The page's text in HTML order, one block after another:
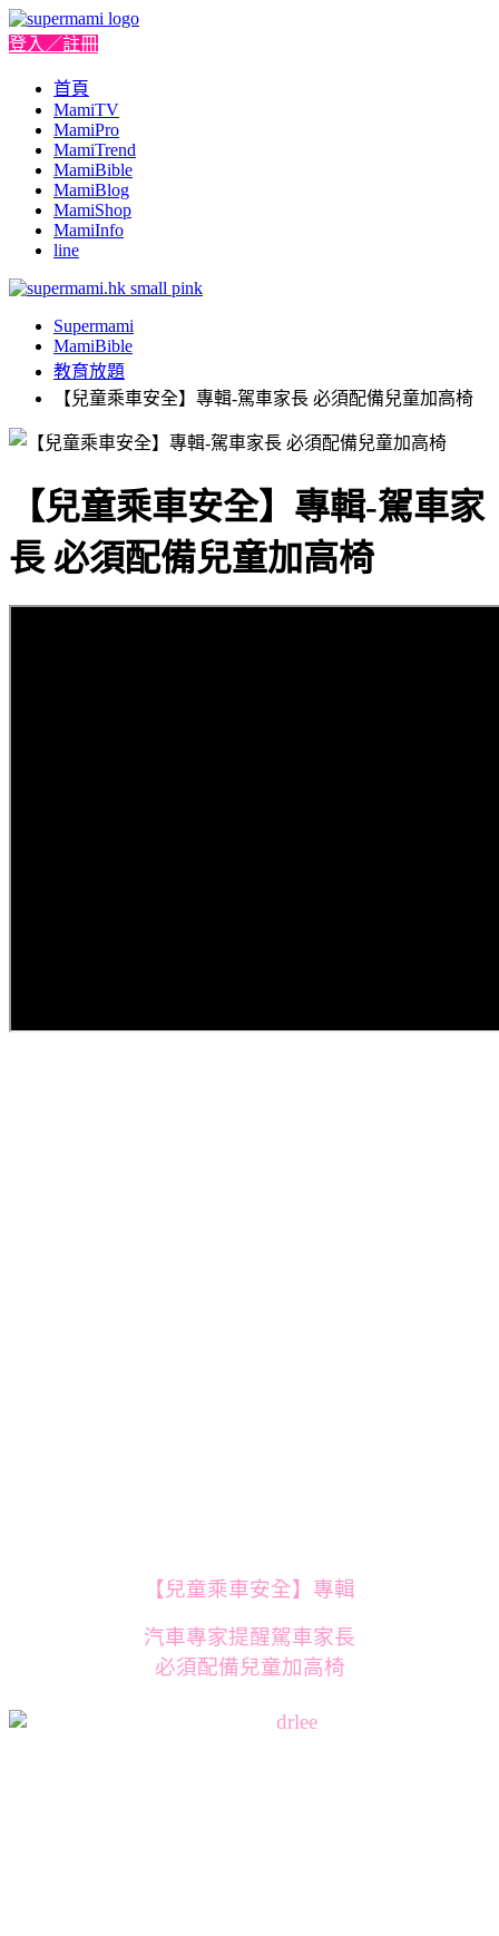
登入／註冊
首頁
MamiTV
MamiPro
MamiTrend
MamiBible
MamiBlog
MamiShop
MamiInfo
line
Supermami
MamiBible
教育放題
【兒童乘車安全】專輯-駕車家長 必須配備兒童加高椅
【兒童乘車安全】專輯-駕車家
長 必須配備兒童加高椅
【兒童乘車安全】專輯
汽車專家提醒駕車家長
必須配備兒童加高椅